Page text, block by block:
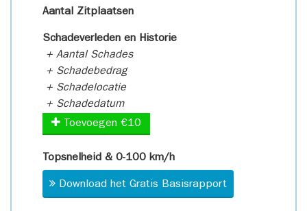
Aantal Zitplaatsen
Schadeverleden en Historie
+ Aantal Schades
+ Schadebedrag
+ Schadelocatie
+ Schadedatum
Toevoegen €10
Topsnelheid & 0-100 km/h
Download het Gratis Basisrapport